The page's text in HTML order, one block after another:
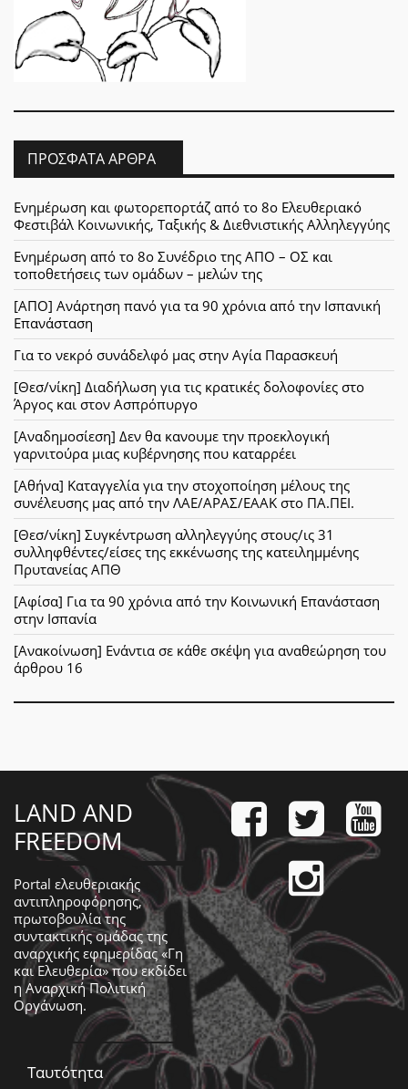
ΠΡΌΣΦΑΤΑ ΆΡΘΡΑ
Ενημέρωση και φωτορεπορτάζ από το 8ο Ελευθεριακό
Φεστιβάλ Κοινωνικής, Ταξικής & Διεθνιστικής Αλληλεγγύης
Ενημέρωση από το 8ο Συνέδριο της ΑΠΟ – ΟΣ και
τοποθετήσεις των ομάδων – μελών της
[ΑΠΟ] Ανάρτηση πανό για τα 90 χρόνια από την Ισπανική
Επανάσταση
Για το νεκρό συνάδελφό μας στην Αγία Παρασκευή
[Θεσ/νίκη] Διαδήλωση για τις κρατικές δολοφονίες στο
Άργος και στον Ασπρόπυργο
[Αναδημοσίεση] Δεν θα κανουμε την προεκλογική
γαρνιτούρα μιας κυβέρνησης που καταρρέει
[Αθήνα] Καταγγελία για την στοχοποίηση μέλους της
συνέλευσης μας από την ΛΑΕ/ΑΡΑΣ/ΕΑΑΚ στο ΠΑ.ΠΕΙ.
[Θεσ/νίκη] Συγκέντρωση αλληλεγγύης στους/ις 31
συλληφθέντες/είσες της εκκένωσης της κατειλημμένης
Πρυτανείας ΑΠΘ
[Αφίσα] Για τα 90 χρόνια από την Κοινωνική Επανάσταση
στην Ισπανία
[Ανακοίνωση] Ενάντια σε κάθε σκέψη για αναθεώρηση του
άρθρου 16
LAND AND
FREEDOM
Portal ελευθεριακής
αντιπληροφόρησης,
πρωτοβουλία της
συντακτικής ομάδας της
αναρχικής εφημερίδας «Γη
και Ελευθερία» που εκδίδει
ηΑναρχική Πολιτική
Οργάνωση.
Ταυτότητα